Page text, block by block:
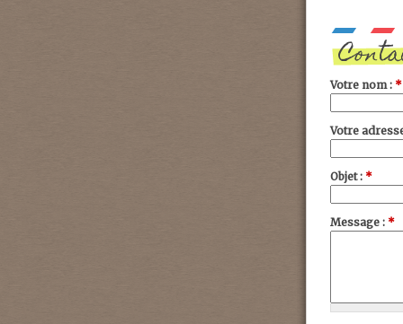
Votre nom : *
Votre
Objet : *
Message : *